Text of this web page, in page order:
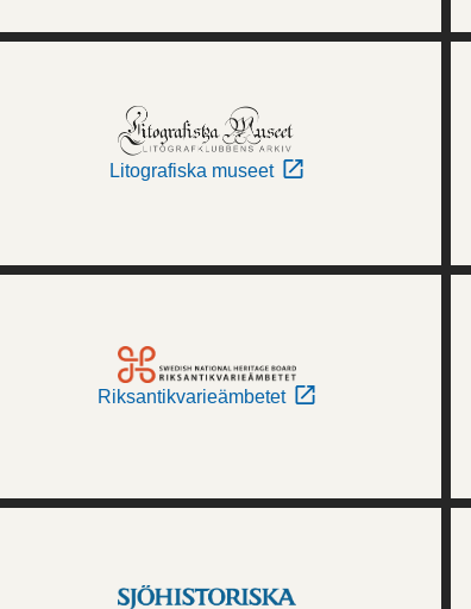
Litografiska museet
Riksantikvarieämbetet